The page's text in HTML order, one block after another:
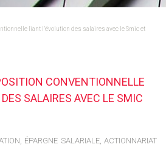
liant l’évolution des salaires avec le Smic et
CONVENTIONNELLE
SALAIRES AVEC LE SMIC
ÉPARGNE SALARIALE, ACTIONNARIAT